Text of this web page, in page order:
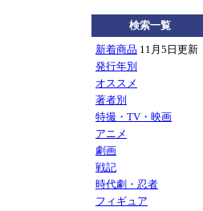
検索一覧
新着商品 11月5日更新
発行年別
オススメ
著者別
特撮・TV・映画
アニメ
劇画
戦記
時代劇・忍者
フィギュア